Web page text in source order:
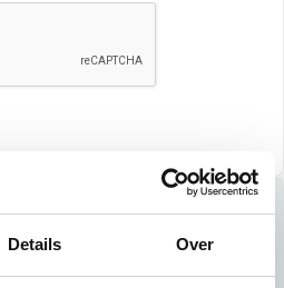
Details Over